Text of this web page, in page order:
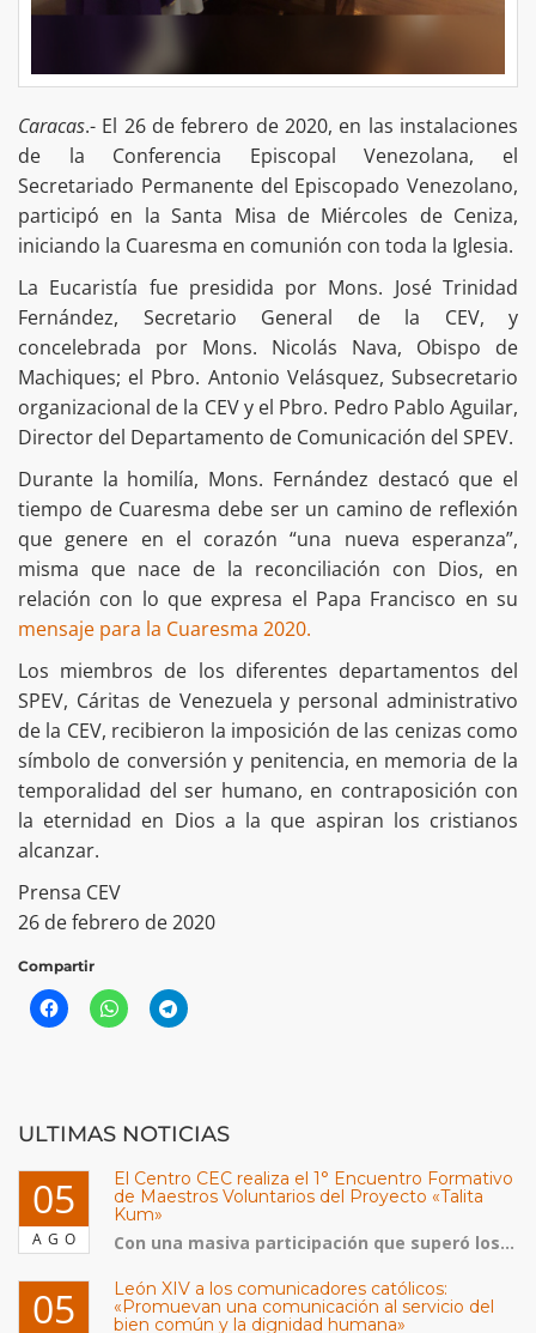
Caracas.- El 26 de febrero de 2020, en las instalaciones
de la Conferencia Episcopal Venezolana, el
Secretariado Permanente del Episcopado Venezolano,
participó en la Santa Misa de Miércoles de Ceniza,
iniciando la Cuaresma en comunión con toda la Iglesia.
La Eucaristía fue presidida por Mons. José Trinidad
Fernández, Secretario General de la CEV, y
concelebrada por Mons. Nicolás Nava, Obispo de
Machiques; el Pbro. Antonio Velásquez, Subsecretario
organizacional de la CEV y el Pbro. Pedro Pablo Aguilar,
Director del Departamento de Comunicación del SPEV.
Durante la homilía, Mons. Fernández destacó que el
tiempo de Cuaresma debe ser un camino de reflexión
que genere en el corazón “una nueva esperanza”,
misma que nace de la reconciliación con Dios, en
relación con lo que expresa el Papa Francisco en su
mensaje para la Cuaresma 2020.
Los miembros de los diferentes departamentos del
SPEV, Cáritas de Venezuela y personal administrativo
de la CEV, recibieron la imposición de las cenizas como
símbolo de conversión y penitencia, en memoria de la
temporalidad del ser humano, en contraposición con
la eternidad en Dios a la que aspiran los cristianos
alcanzar.
Prensa CEV
26 de febrero de 2020
Compartir
ULTIMAS NOTICIAS
05
AGO
El Centro CEC realiza el 1° Encuentro Formativo
de Maestros Voluntarios del Proyecto «Talita
Kum»
Con una masiva participación que superó los...
05
León XIV a los comunicadores católicos:
«Promuevan una comunicación al servicio del
bien común y la dignidad humana»